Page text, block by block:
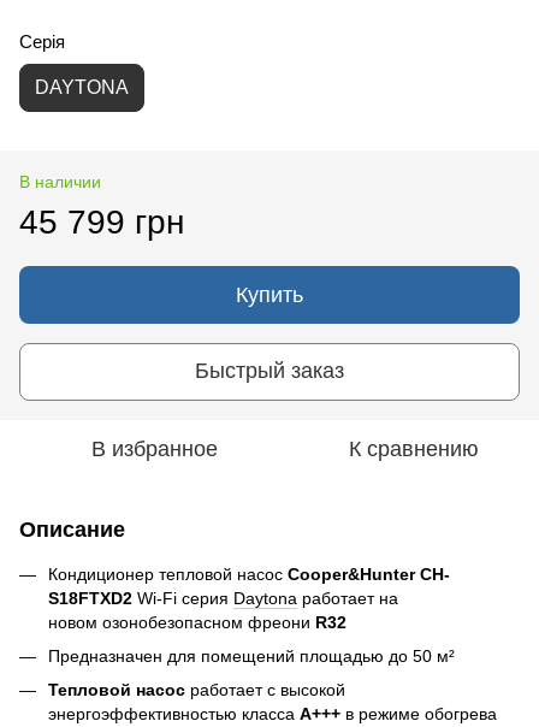
Серія
DAYTONA
В наличии
45 799 грн
Купить
Быстрый заказ
В избранное К сравнению
Описание
Кондиционер тепловой насос Cooper&Hunter CH-
S18FTXD2 Wi-Fi серия Daytona работает на
новом озонобезопасном фреони R32
Предназначен для помещений площадью до 50 м²
Тепловой насос работает с высокой
энергоэффективностью класса A+++ в режиме обогрева